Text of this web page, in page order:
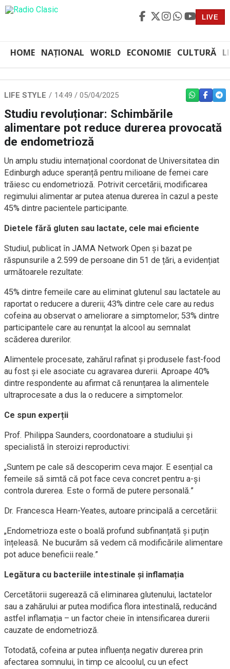
LIVE
HOME NAȚIONAL WORLD ECONOMIE CULTURĂ
LIFE STYLE 14:49 / 05/04/2025 WHATSAPP
Studiu revoluționar: Schimbările
alimentare pot reduce durerea provocată
de endometrioză
Un amplu studiu internațional coordonat de Universitatea din
Edinburgh aduce speranță pentru milioane de femei care
trăiesc cu endometrioză. Potrivit cercetării, modificarea
regimului alimentar ar putea atenua durerea în cazul a peste
45% dintre pacientele participante.
Dietele fără gluten sau lactate, cele mai eficiente
Studiul, publicat în JAMA Network Open și bazat pe
răspunsurile a 2.599 de persoane din 51 de țări, a evidențiat
următoarele rezultate:
45% dintre femeile care au eliminat glutenul sau lactatele au
raportat o reducere a durerii; 43% dintre cele care au redus
cofeina au observat o ameliorare a simptomelor; 53% dintre
participantele care au renunțat la alcool au semnalat
scăderea durerilor.
Alimentele procesate, zahărul rafinat și produsele fast-food
au fost și ele asociate cu agravarea durerii. Aproape 40%
dintre respondente au afirmat că renunțarea la alimentele
ultraprocesate a dus la o reducere a simptomelor.
Ce spun experții
Prof. Philippa Saunders, coordonatoare a studiului și
specialistă în steroizi reproductivi:
„Suntem pe cale să descoperim ceva major. E esențial ca
femeile să simtă că pot face ceva concret pentru a-și
controla durerea. Este o formă de putere personală.”
Dr. Francesca Hearn-Yeates, autoare principală a cercetării:
„Endometrioza este o boală profund subfinanțată și puțin
înțeleasă. Ne bucurăm să vedem că modificările alimentare
pot aduce beneficii reale.”
Legătura cu bacteriile intestinale și inflamația
Cercetătorii sugerează că eliminarea glutenului, lactatelor
sau a zahărului ar putea modifica flora intestinală, reducând
astfel inflamația – un factor cheie în intensificarea durerii
cauzate de endometrioză.
Totodată, cofeina ar putea influența negativ durerea prin
afectarea somnului, în timp ce alcoolul, cu un efect